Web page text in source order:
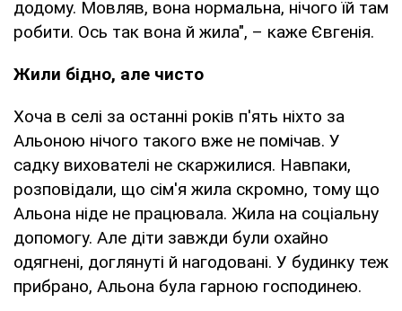
додому. Мовляв, вона нормальна, нічого їй там
робити. Ось так вона й жила", – каже Євгенія.
Жили бідно, але чисто
Хоча в селі за останні років п'ять ніхто за
Альоною нічого такого вже не помічав. У
садку вихователі не скаржилися. Навпаки,
розповідали, що сім'я жила скромно, тому що
Альона ніде не працювала. Жила на соціальну
допомогу. Але діти завжди були охайно
одягнені, доглянуті й нагодовані. У будинку теж
прибрано, Альона була гарною господинею.